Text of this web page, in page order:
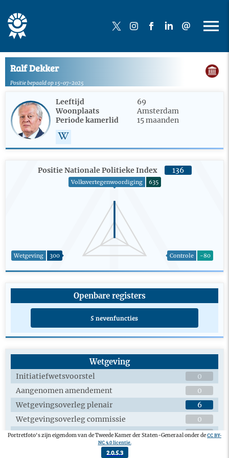
Ralf Dekker
Positie bepaald op 15-07-2025
Leeftijd
69
Woonplaats
Amsterdam
Periode kamerlid
15 maanden
Positie Nationale Politieke Index 136
Wetgeving 300
Volksvertegenwoordiging 635
Controle -80
Openbare registers
5 nevenfuncties
Wetgeving
Initiatiefwetsvoorstel
0
Aangenomen amendement
0
Wetgevingsoverleg plenair
6
Wetgevingsoverleg commissie
0
Aangenomen wetsvoorstel
0
Portretfoto's zijn eigendom van de Tweede Kamer der Staten-Generaal onder deCC BY-
NC 4.0 licentie.
2.0.5.3